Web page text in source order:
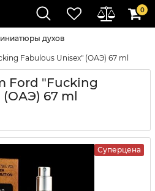
0
духов
Fabulous Unisex" (ОАЭ) 67 ml
Ford "Fucking
(ОАЭ) 67 ml
Суперцена